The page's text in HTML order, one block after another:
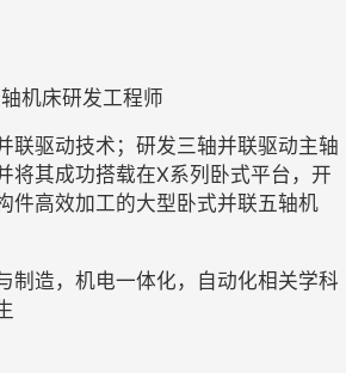
机床研发工程师
联驱动技术；研发三轴并联驱动主轴
将其成功搭载在X系列卧式平台，开
件高效加工的大型卧式并联五轴机
制造，机电一体化，自动化相关学科